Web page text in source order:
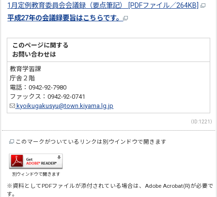
1月定例教育委員会会議録（要点筆記） [PDFファイル／264KB]
平成27年の会議録要旨はこちらです。
このページに関する
お問い合わせは
教育学習課
庁舎２階
電話：0942-92-7980
ファックス：0942-92-0741
kyoikugakusyu@town.kiyama.lg.jp
（ID:1221）
このマークがついているリンクは別ウインドウで開きます
別ウィンドウで開きます
※資料としてPDFファイルが添付されている場合は、Adobe Acrobat(R)が必要で
す。